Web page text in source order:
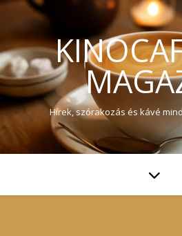
Hírek, szórakozás és kávé